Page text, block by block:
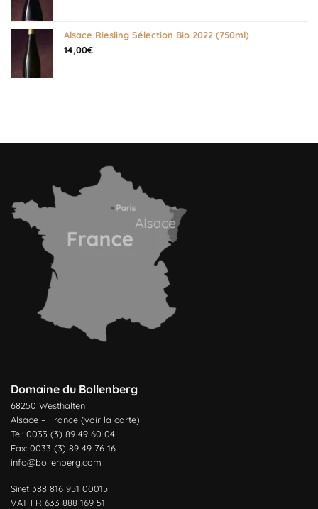
Alsace Riesling Sélection Bio 2022 (750ml)
14,00€
Domaine du Bollenberg
68250 Westhalten
Alsace – France (voir la carte)
Tel: 0033 (3) 89 49 60 04
Fax: 0033 (3) 89 49 76 16
info@bollenberg.com
Siret 388 816 951 00015
VAT FR 633 888 169 51